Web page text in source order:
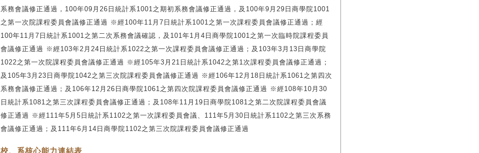
系務會議修正通過，100年09月26日統計系1001之期初系務會議修正通過，及100年9月29日商學院1001
之第一次院課程委員會議修正通過 ※經100年11月7日統計系1001之第一次課程委員會議修正通過；經
100年11月7日統計系1001之第二次系務會議確認，及101年1月4日商學院1001之第一次臨時院課程委員
會議修正通過 ※經103年2月24日統計系1022之第一次課程委員會議修正通過；及103年3月13日商學院
1022之第一次院課程委員會議修正通過 ※經105年3月21日統計系1042之第1次課程委員會議修正通過；
及105年3月23日商學院1042之第三次院課程委員會議修正通過 ※經106年12月18日統計系1061之第四次
系務會議修正通過；及106年12月26日商學院1061之第四次院課程委員會議修正通過 ※經108年10月30
日統計系1081之第三次課程委員會議修正通過；及108年11月19日商學院1081之第二次院課程委員會議
修正通過 ※經111年5月5日統計系1102之第一次課程委員會議、111年5月30日統計系1102之第三次系務
會議修正通過；及111年6月14日商學院1102之第三次院課程委員會議修正通過
校、系核心能力連結表